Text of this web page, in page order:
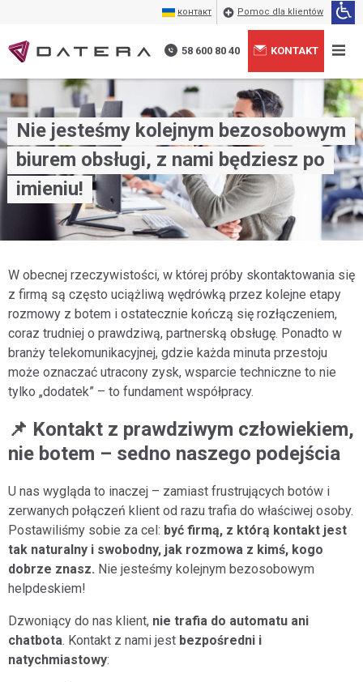
контакт Pomoc dla klientów
58 600 80 40 KONTAKT
Wyrażam zgodę na przetwarzanie moich danych
osobowych przez Aiton Caldwell SA.
+
Nie jesteśmy kolejnym bezosobowym
biurem obsługi, z nami będziesz po
imieniu!
W obecnej rzeczywistości, w której próby skontaktowania się
z firmą są często uciążliwą wędrówką przez kolejne etapy
rozmowy z botem i ostatecznie kończą się rozłączeniem,
coraz trudniej o prawdziwą, partnerską obsługę. Ponadto w
branży telekomunikacyjnej, gdzie każda minuta przestoju
może oznaczać utracony zysk, wsparcie techniczne to nie
tylko „dodatek” – to fundament współpracy.
📌 Kontakt z prawdziwym człowiekiem,
nie botem – sedno naszego podejścia
U nas wygląda to inaczej – zamiast frustrujących botów i
zerwanych połączeń klient od razu trafia do właściwej osoby.
Postawiliśmy sobie za cel: być firmą, z którą kontakt jest
tak naturalny i swobodny, jak rozmowa z kimś, kogo
dobrze znasz. Nie jesteśmy kolejnym bezosobowym
helpdeskiem!
Dzwoniący do nas klient, nie trafia do automatu ani
chatbota. Kontakt z nami jest bezpośredni i
natychmiastowy: